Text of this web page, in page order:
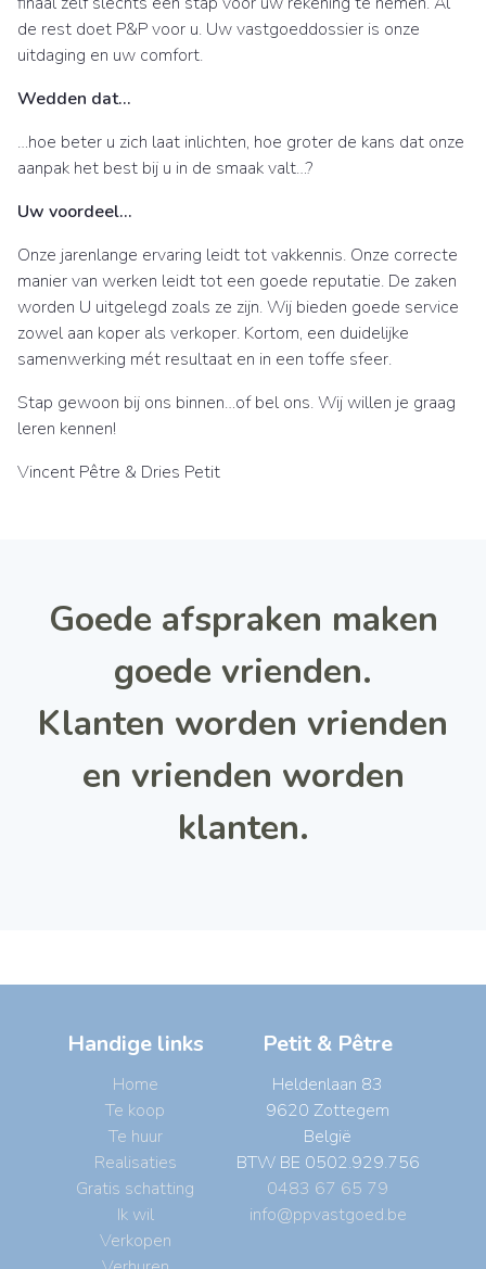
de rest doet P&P voor u. Uw vastgoeddossier is onze
uitdaging en uw comfort.
Wedden dat…
…hoe beter u zich laat inlichten, hoe groter de kans dat onze
aanpak het best bij u in de smaak valt…?
Uw voordeel…
Onze jarenlange ervaring leidt tot vakkennis. Onze correcte
manier van werken leidt tot een goede reputatie. De zaken
worden U uitgelegd zoals ze zijn. Wij bieden goede service
zowel aan koper als verkoper. Kortom, een duidelijke
samenwerking mét resultaat en in een toffe sfeer.
Stap gewoon bij ons binnen…of bel ons. Wij willen je graag
leren kennen!
Vincent Pêtre & Dries Petit
Goede afspraken maken
goede vrienden.
Klanten worden vrienden
en vrienden worden
klanten.
Handige links
Home
Te koop
Te huur
Realisaties
Gratis schatting
Ik wil
Verkopen
Petit & Pêtre
Heldenlaan 83
9620 Zottegem
België
BTW BE 0502.929.756
0483 67 65 79
info@ppvastgoed.be